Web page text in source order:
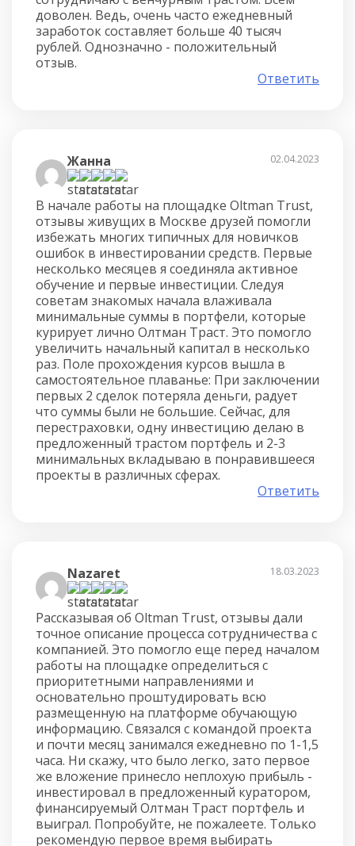
доволен. Ведь, очень часто ежедневный
заработок составляет больше 40 тысяч
рублей. Однозначно - положительный
отзыв.
Ответить
Жанна 02.04.2023
В начале работы на площадке Oltman Trust,
отзывы живущих в Москве друзей помогли
избежать многих типичных для новичков
ошибок в инвестировании средств. Первые
несколько месяцев я соединяла активное
обучение и первые инвестиции. Следуя
советам знакомых начала влаживала
минимальные суммы в портфели, которые
курирует лично Олтман Траст. Это помогло
увеличить начальный капитал в несколько
раз. Поле прохождения курсов вышла в
самостоятельное плаванье: При заключении
первых 2 сделок потеряла деньги, радует
что суммы были не большие. Сейчас, для
перестраховки, одну инвестицию делаю в
предложенный трастом портфель и 2-3
минимальных вкладываю в понравившееся
проекты в различных сферах.
Ответить
Nazaret 18.03.2023
Рассказывая об Oltman Trust, отзывы дали
точное описание процесса сотрудничества с
компанией. Это помогло еще перед началом
работы на площадке определиться с
приоритетными направлениями и
основательно проштудировать всю
размещенную на платформе обучающую
информацию. Связался с командой проекта
и почти месяц занимался ежедневно по 1-1,5
часа. Ни скажу, что было легко, зато первое
же вложение принесло неплохую прибыль -
инвестировал в предложенный куратором,
финансируемый Олтман Траст портфель и
выиграл. Попробуйте, не пожалеете. Только
рекомендую первое время выбирать